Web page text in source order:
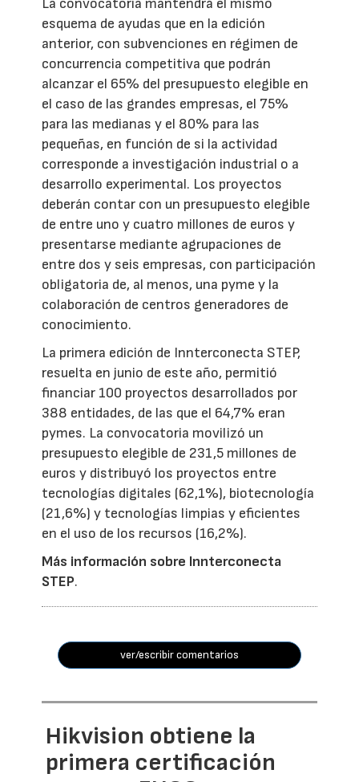
La convocatoria mantendrá el mismo
esquema de ayudas que en la edición
anterior, con subvenciones en régimen de
concurrencia competitiva que podrán
alcanzar el 65% del presupuesto elegible en
el caso de las grandes empresas, el 75%
para las medianas y el 80% para las
pequeñas, en función de si la actividad
corresponde a investigación industrial o a
desarrollo experimental. Los proyectos
deberán contar con un presupuesto elegible
de entre uno y cuatro millones de euros y
presentarse mediante agrupaciones de
entre dos y seis empresas, con participación
obligatoria de, al menos, una pyme y la
colaboración de centros generadores de
conocimiento.
La primera edición de Innterconecta STEP,
resuelta en junio de este año, permitió
financiar 100 proyectos desarrollados por
388 entidades, de las que el 64,7% eran
pymes. La convocatoria movilizó un
presupuesto elegible de 231,5 millones de
euros y distribuyó los proyectos entre
tecnologías digitales (62,1%), biotecnología
(21,6%) y tecnologías limpias y eficientes
en el uso de los recursos (16,2%).
Más información sobre Innterconecta
STEP.
ver/escribir comentarios
Hikvision obtiene la
primera certificación